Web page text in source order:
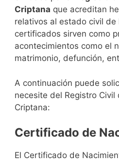
Criptana que acreditan
relativos al estado civil de
certificados sirven como
acontecimientos como el
matrimonio, defunción,
A continuación puede
necesite del Registro Civil
Criptana:
Certificado de
El Certificado de